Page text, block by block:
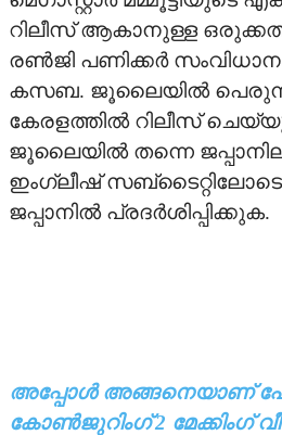
GALLERY
GOSSIPS
LATEST
OTHER LANGUAGE
VIDEO
റിലീസ് ആകാനുള്ള
രണ്‍ജി പണിക്കര്‍
കസബ. ജൂലൈയില്‍
കേരളത്തില്‍ റിലീസ്
ജൂലൈയില്‍ തന്നെ
ഇംഗ്ലീഷ്
ജപ്പാനില്‍ പ്രദര്‍ശിപ്പിക്കുക.
അപ്പോള്‍ അങ്ങനെയാണ്
കോണ്‍ജുറിംഗ് 2 മേക്കിംഗ്